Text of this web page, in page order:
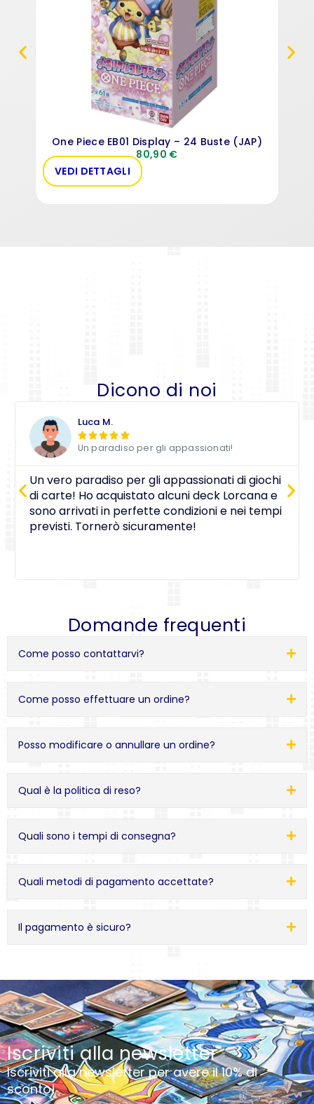
One Piece EB01 Display – 24 Buste (JAP)
80,90 €
VEDI DETTAGLI
Dicono di noi
Luca M.
 
Un paradiso per gli appassionati!
Un vero paradiso per gli appassionati di giochi
di carte! Ho acquistato alcuni deck Lorcana e
sono arrivati in perfette condizioni e nei tempi
previsti. Tornerò sicuramente!
Domande frequenti
Come posso contattarvi?
Come posso effettuare un ordine?
Posso modificare o annullare un ordine?
Qual è la politica di reso?
Quali sono i tempi di consegna?
Quali metodi di pagamento accettate?
Il pagamento è sicuro?
Iscriviti alla newsletter
Iscriviti alla newsletter per avere il 10% di
sconto!